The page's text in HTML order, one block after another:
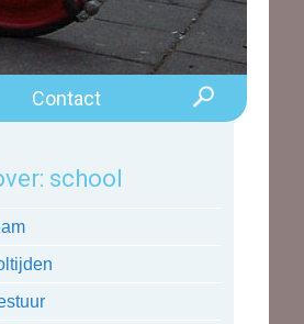
Contact
school